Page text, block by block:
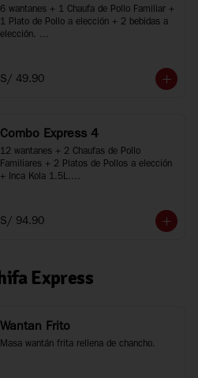
6 wantanes + 1 Chaufa de Pollo Familiar +
1 Plato de Pollo a elección + 2 bebidas a
elección.
S/ 49.90
Combo Express 4
12 wantanes + 2 Chaufas de Pollo
Familiares + 2 Platos de Pollos a elección
+ Inca Kola 1.5L.
*Imágenes referenciales
S/ 94.90
Express
Wantan Frito
Masa wantán frita rellena de chancho.